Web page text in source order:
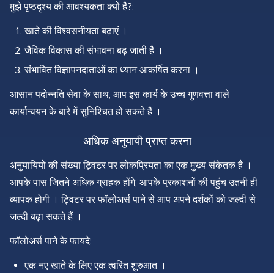
मुझे पृष्ठदृश्य की आवश्यकता क्यों है?:
खाते की विश्वसनीयता बढ़ाएं ।
जैविक विकास की संभावना बढ़ जाती है ।
संभावित विज्ञापनदाताओं का ध्यान आकर्षित करना ।
आसान पदोन्नति सेवा के साथ, आप इस कार्य के उच्च गुणवत्ता वाले
कार्यान्वयन के बारे में सुनिश्चित हो सकते हैं ।
अधिक अनुयायी प्राप्त करना
अनुयायियों की संख्या ट्विटर पर लोकप्रियता का एक मुख्य संकेतक है ।
आपके पास जितने अधिक ग्राहक होंगे, आपके प्रकाशनों की पहुंच उतनी ही
व्यापक होगी । ट्विटर पर फॉलोअर्स पाने से आप अपने दर्शकों को जल्दी से
जल्दी बढ़ा सकते हैं ।
फॉलोअर्स पाने के फायदे:
एक नए खाते के लिए एक त्वरित शुरुआत ।